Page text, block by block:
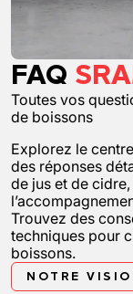
FAQ
Toutes vos
de boissons
Explorez le
des réponses
de jus et de
Trouvez des
techniques pour
boissons.
NOTRE